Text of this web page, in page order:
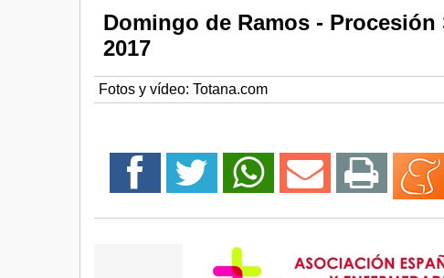
Domingo de Ramos -
2017
Fotos y vídeo: Totana.com